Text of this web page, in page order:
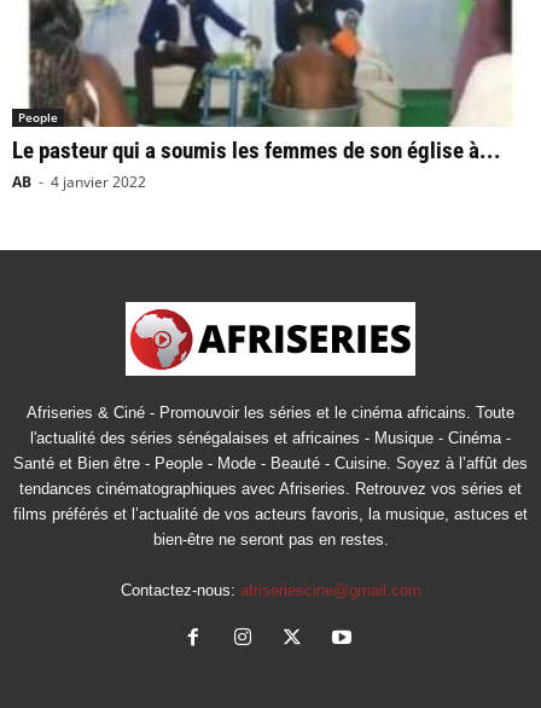
People
Le pasteur qui a soumis les femmes de son église à...
AB - 4 janvier 2022
Afriseries & Ciné - Promouvoir les séries et le cinéma africains. Toute
l'actualité des séries sénégalaises et africaines - Musique - Cinéma -
Santé et Bien être - People - Mode - Beauté - Cuisine. Soyez à l’affût des
tendances cinématographiques avec Afriseries. Retrouvez vos séries et
films préférés et l’actualité de vos acteurs favoris, la musique, astuces et
bien-être ne seront pas en restes.
Contactez-nous: afriseriescine@gmail.com